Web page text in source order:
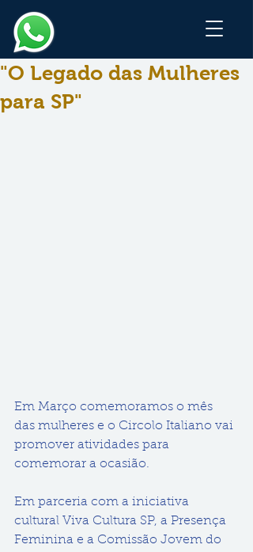
"O Legado das Mulheres
para SP"
Em Março comemoramos o mês
das mulheres e o Circolo Italiano vai
promover atividades para
comemorar a ocasião.
Em parceria com a iniciativa
cultural Viva Cultura SP, a Presença
Feminina e a Comissão Jovem do